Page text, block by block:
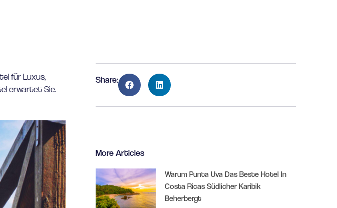
für Luxus,
erwartet Sie.
Share:
More Articles
Warum Punta Uva Das Beste Hotel In
Costa Ricas Südlicher Karibik
Beherbergt